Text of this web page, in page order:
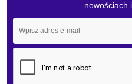
nowościach